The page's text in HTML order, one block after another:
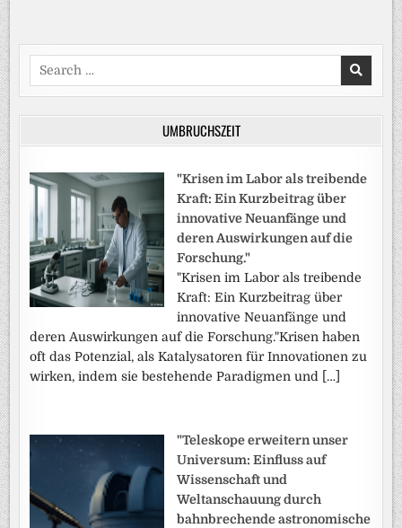
Search
for:
UMBRUCHSZEIT
"Krisen im Labor als treibende
Kraft: Ein Kurzbeitrag über
innovative Neuanfänge und
deren Auswirkungen auf die
Forschung."
"Krisen im Labor als treibende
Kraft: Ein Kurzbeitrag über
innovative Neuanfänge und
deren Auswirkungen auf die Forschung."Krisen haben
oft das Potenzial, als Katalysatoren für Innovationen zu
wirken, indem sie bestehende Paradigmen und […]
"Teleskope erweitern unser
Universum: Einfluss auf
Wissenschaft und
Weltanschauung durch
bahnbrechende astronomische